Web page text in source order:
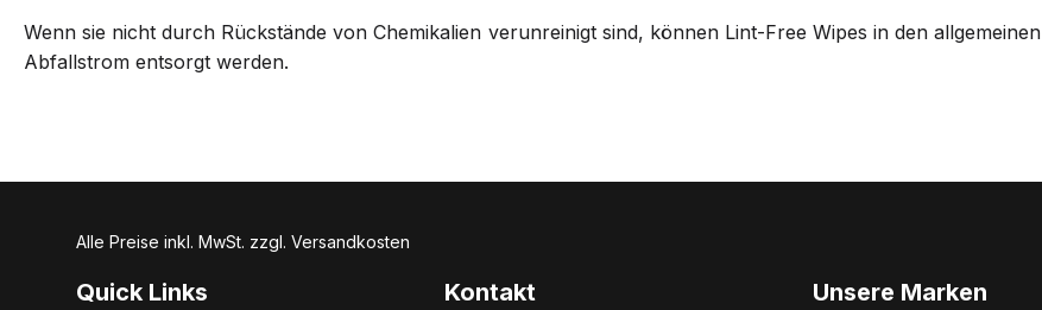
Wenn sie nicht durch Rückstände von Chemikalien verunreinigt sind, können Lint-Free Wipes in den allgemeinen
Abfallstrom entsorgt werden.
Alle Preise inkl. MwSt. zzgl. Versandkosten
Quick Links Kontakt Unsere Marken